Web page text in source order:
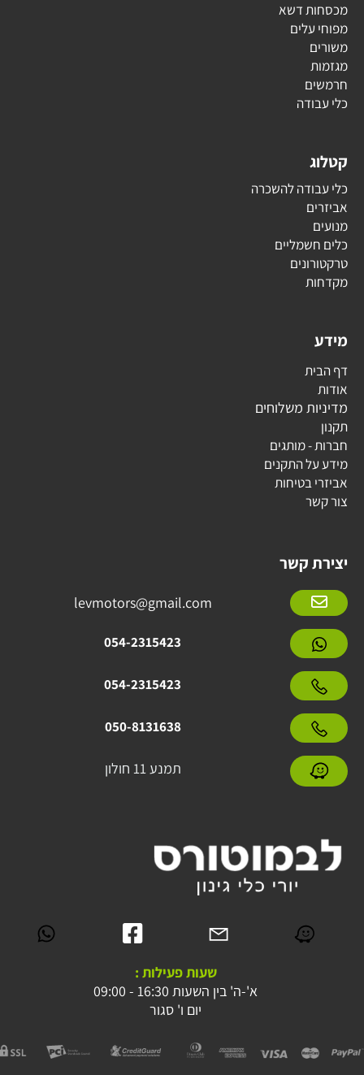
מכסחות דשא
מפוחי עלים
משורים
מגזמות
חרמשים
כלי עבודה
קטלוג
כלי עבודה להשכרה
אביזרים
מנועים
כלים חשמליים
טרקטורונים
מקדחות
מידע
דף הבית
אודות
מדיניות משלוחים
תקנון
חברות - מותגים
מידע על התקנים
אביזרי בטיחות
צור קשר
יצירת קשר
levmotors@gmail.com
054-2315423
054-2315423
050-8131638
תמנע 11 חולון
שעות פעילות :
א'-ה' בין השעות 16:30 - 09:00
יום ו' סגור